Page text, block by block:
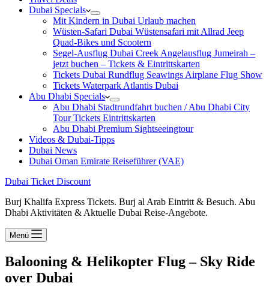
Dubai Specials
Mit Kindern in Dubai Urlaub machen
Wüsten-Safari Dubai Wüstensafari mit Allrad Jeep
Quad-Bikes und Scootern
Segel-Ausflug Dubai Creek Angelausflug Jumeirah –
jetzt buchen – Tickets & Eintrittskarten
Tickets Dubai Rundflug Seawings Airplane Flug Show
Tickets Waterpark Atlantis Dubai
Abu Dhabi Specials
Abu Dhabi Stadtrundfahrt buchen / Abu Dhabi City
Tour Tickets Eintrittskarten
Abu Dhabi Premium Sightseeingtour
Videos & Dubai-Tipps
Dubai News
Dubai Oman Emirate Reiseführer (VAE)
Dubai Ticket Discount
Burj Khalifa Express Tickets. Burj al Arab Eintritt & Besuch. Abu
Dhabi Aktivitäten & Aktuelle Dubai Reise-Angebote.
Menü
Balooning & Helikopter Flug – Sky Ride
over Dubai